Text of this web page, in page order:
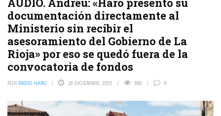
documentación directamente al
Ministerio sin recibir el
asesoramiento del Gobierno de La
Rioja» por eso se quedó fuera de la
convocatoria de fondos
POR RADIO HARO 19 DICIEMBRE, 2022 890 9